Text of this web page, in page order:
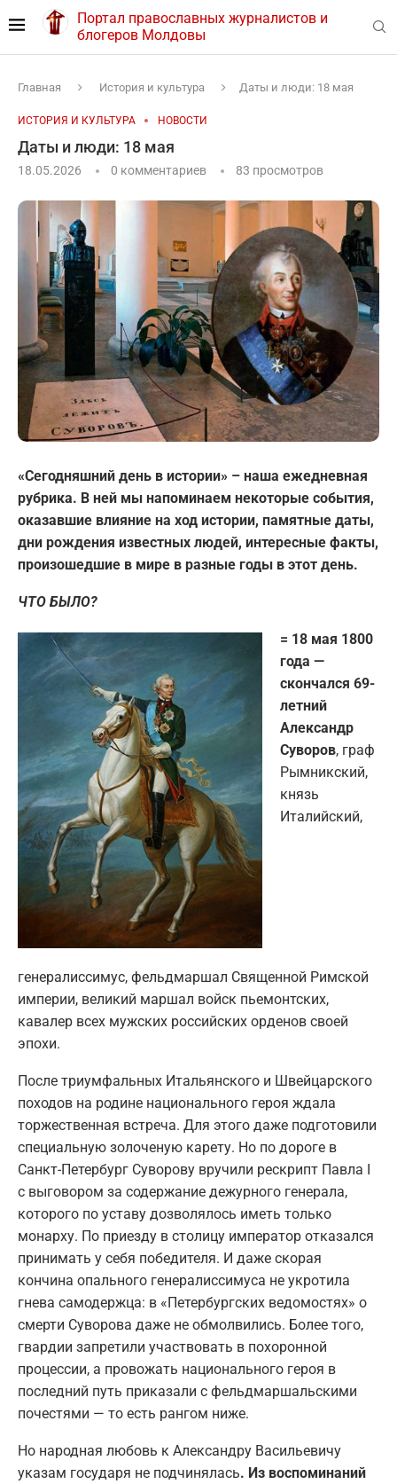
Портал православных журналистов и
блогеров Молдовы
Главная История и культура Даты и люди: 18 мая
ИСТОРИЯ И КУЛЬТУРА НОВОСТИ
Даты и люди: 18 мая
18.05.2026 0 комментариев 83 просмотров
«Сегодняшний день в истории» – наша ежедневная
рубрика. В ней мы напоминаем некоторые события,
оказавшие влияние на ход истории, памятные даты,
дни рождения известных людей, интересные факты,
произошедшие в мире в разные годы в этот день.
ЧТО БЫЛО?
= 18 мая 1800
года —
скончался 69-
летний
Александр
Суворов, граф
Рымникский,
князь
Италийский,
генералиссимус, фельдмаршал Священной Римской
империи, великий маршал войск пьемонтских,
кавалер всех мужских российских орденов своей
эпохи.
После триумфальных Итальянского и Швейцарского
походов на родине национального героя ждала
торжественная встреча. Для этого даже подготовили
специальную золоченую карету. Но по дороге в
Санкт-Петербург Суворову вручили рескрипт Павла I
с выговором за содержание дежурного генерала,
которого по уставу дозволялось иметь только
монарху. По приезду в столицу император отказался
принимать у себя победителя. И даже скорая
кончина опального генералиссимуса не укротила
гнева самодержца: в «Петербургских ведомостях» о
смерти Суворова даже не обмолвились. Более того,
гвардии запретили участвовать в похоронной
процессии, а провожать национального героя в
последний путь приказали с фельдмаршальскими
почестями — то есть рангом ниже.
Но народная любовь к Александру Васильевичу
указам государя не подчинялась. Из воспоминаний